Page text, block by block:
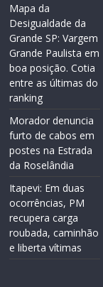
Mapa da
Desigualdade da
Grande SP: Vargem
Grande Paulista em
boa posição. Cotia
entre as últimas do
ranking
Morador denuncia
furto de cabos em
postes na Estrada
da Roselândia
Itapevi: Em duas
ocorrências, PM
recupera carga
roubada, caminhão
e liberta vítimas